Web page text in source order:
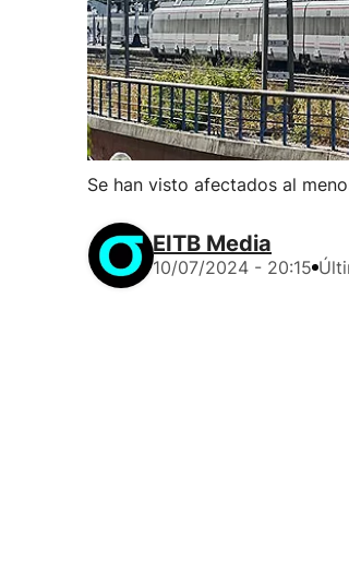
Se han visto afectados al
EITB Media
10/07/2024 - 20:15